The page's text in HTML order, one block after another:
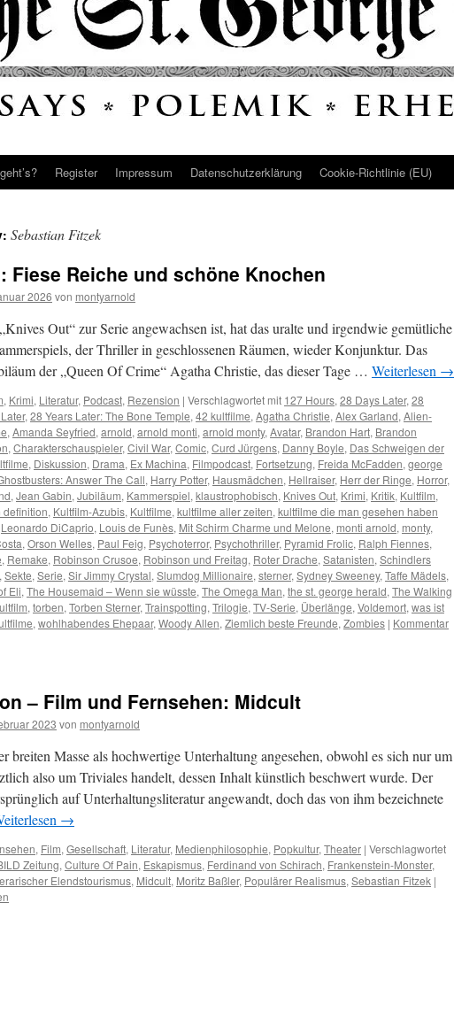
Register Impressum Datenschutz­erklärung Cookie-Richtlinie (EU)
Sebastian Fitzek
Fiese Reiche und schöne Knochen
2026 von montyarnold
Out“ zur Serie angewachsen ist, hat das uralte und irgendwie gemütliche
der Thriller in geschlossenen Räumen, wieder Konjunktur. Das
der „Queen Of Crime“ Agatha Christie, das dieser Tage … Weiterlesen →
, Krimi, Literatur, Podcast, Rezension | Verschlagwortet mit 127 Hours, 28 Days Later, 28
, 28 Years Later: The Bone Temple, 42 kultfilme, Agatha Christie, Alex Garland, Alien-
, Amanda Seyfried, arnold, arnold monti, arnold monty, Avatar, Brandon Hart, Brandon
, Charakterschauspieler, Civil War, Comic, Curd Jürgens, Danny Boyle, Das Schweigen der
, Diskussion, Drama, Ex Machina, Filmpodcast, Fortsetzung, Freida McFadden, george
Answer The Call, Harry Potter, Hausmädchen, Hellraiser, Herr der Ringe, Horror,
, Jean Gabin, Jubiläum, Kammerspiel, klaustrophobisch, Knives Out, Krimi, Kritik, Kultfilm,
definition, Kultfilm-Azubis, Kultfilme, kultfilme aller zeiten, kultfilme die man gesehen haben
Leonardo DiCaprio, Louis de Funès, Mit Schirm Charme und Melone, monti arnold, monty,
, Orson Welles, Paul Feig, Psychoterror, Psychothriller, Pyramid Frolic, Ralph Fiennes,
, Remake, Robinson Crusoe, Robinson und Freitag, Roter Drache, Satanisten, Schindlers
, Sekte, Serie, Sir Jimmy Crystal, Slumdog Millionaire, sterner, Sydney Sweeney, Taffe Mädels,
Eli, The Housemaid – Wenn sie wüsste, The Omega Man, the st. george herald, The Walking
, torben, Torben Sterner, Trainspotting, Trilogie, TV-Serie, Überlänge, Voldemort, was ist
, wohlhabendes Ehepaar, Woody Allen, Ziemlich beste Freunde, Zombies | Kommentar
– Film und Fernsehen: Midcult
2023 von montyarnold
breiten Masse als hochwertige Unterhaltung angesehen, obwohl es sich nur um
also um Triviales handelt, dessen Inhalt künstlich beschwert wurde. Der
auf Unterhaltungsliteratur angewandt, doch das von ihm bezeichnete
→
, Film, Gesellschaft, Literatur, Medienphilosophie, Popkultur, Theater | Verschlagwortet
Zeitung, Culture Of Pain, Eskapismus, Ferdinand von Schirach, Frankenstein-Monster,
Elendstourismus, Midcult, Moritz Baßler, Populärer Realismus, Sebastian Fitzek |